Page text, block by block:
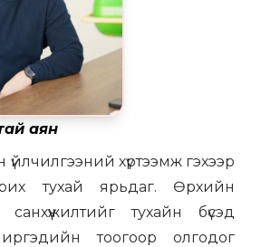
аян
үйлчилгээний хүртээмж гэхээр
тухай ярьдаг. Өрхийн
санхүүжилтийг тухайн бүсэд
тоогоор олгодог